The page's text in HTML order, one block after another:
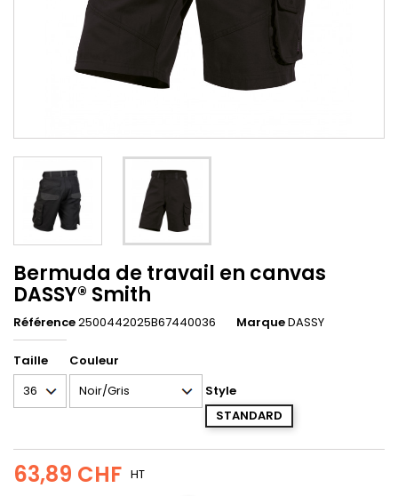
Bermuda de travail en canvas
DASSY® Smith
Référence2500442025B67440036 MarqueDASSY
Taille
Couleur
Style
STANDARD
63,89 CHF HT